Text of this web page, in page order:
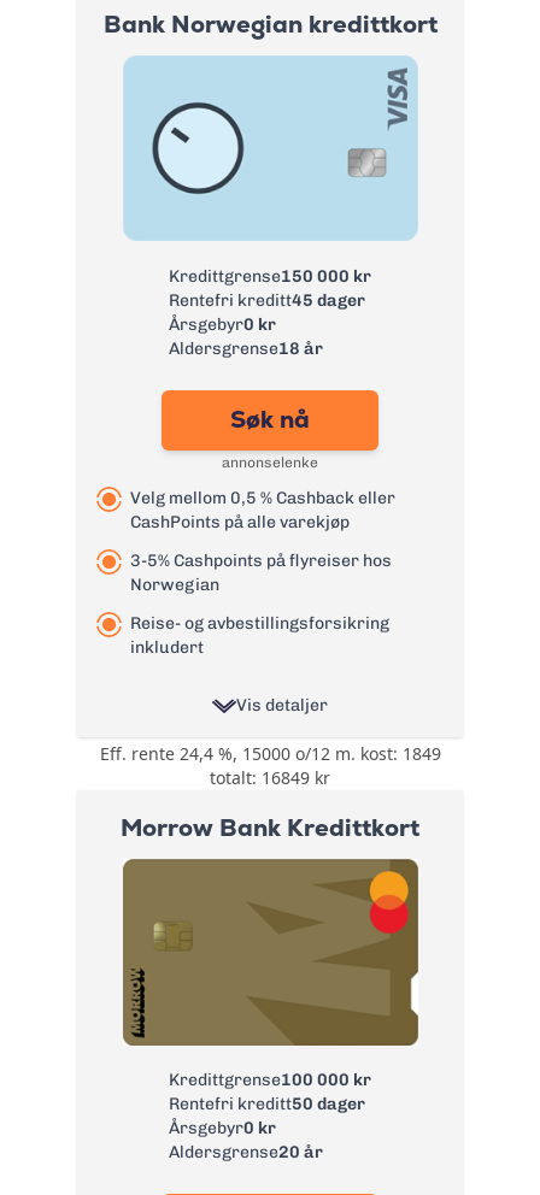
på lading av elbil.
Forsikring:
Reise- og
avbestillingsforsikring
Årsgebyr:
Rente:
Effektiv rente:
minibank:
35 kr + 1 % av uttak
Kontantuttak i
75 kr + 1 % av uttak
eFaktura:
0 kr
papirfaktura:
45 kr
35 kr
Overtrekksgebyr:
125 kr
Les mer om Re:member Black
Bank Norwegian kredittkort
Kredittgrense150 000 kr
Rentefri kreditt45 dager
Årsgebyr0 kr
Aldersgrense18 år
Søk nå
annonselenke
Velg mellom 0,5 % Cashback eller
CashPoints på alle varekjøp
3-5% Cashpoints på flyreiser hos
Norwegian
Reise- og avbestillingsforsikring
inkludert
Vis detaljer
Bonus:
0,5% på all bruk på
kortet i cashback
3-5% Cashpoints på
Reise- og
avbestillingsforsikring
- 6 valgfrie
Tannhelseforsikring,
Betalingsforsikring
Betalingsforsikring
lån, Helårs
reiseforsirng,
Leiebilsforsikring
Eff. rente 24,4 %, 15000 o/12 m. kost: 1849
totalt: 16849 kr
Morrow Bank Kredittkort
Kredittgrense100 000 kr
Rentefri kreditt50 dager
Årsgebyr0 kr
Aldersgrense20 år